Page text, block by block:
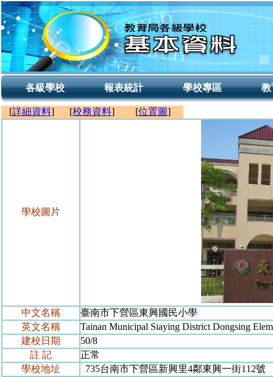
各級學校 報表統計 學校專區 教
[詳細資料] [校務資料] [位置圖]
學校圖片
中文名稱
臺南市下營區東興國民小學
英文名稱
Tainan Municipal Siaying District Dongsing
建校日期
50/8
註 記
正常
學校地址
735台南市下營區新興里4鄰東興一街112號